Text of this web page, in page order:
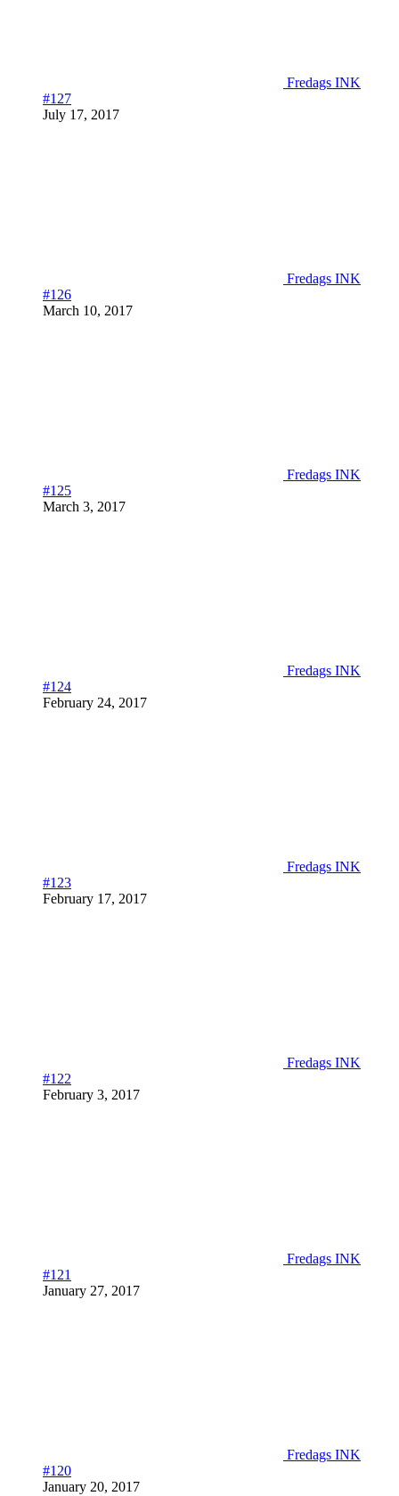
Fredags INK
#127
July 17, 2017
Fredags INK
#126
March 10, 2017
Fredags INK
#125
March 3, 2017
Fredags INK
#124
February 24, 2017
Fredags INK
#123
February 17, 2017
Fredags INK
#122
February 3, 2017
Fredags INK
#121
January 27, 2017
Fredags INK
#120
January 20, 2017